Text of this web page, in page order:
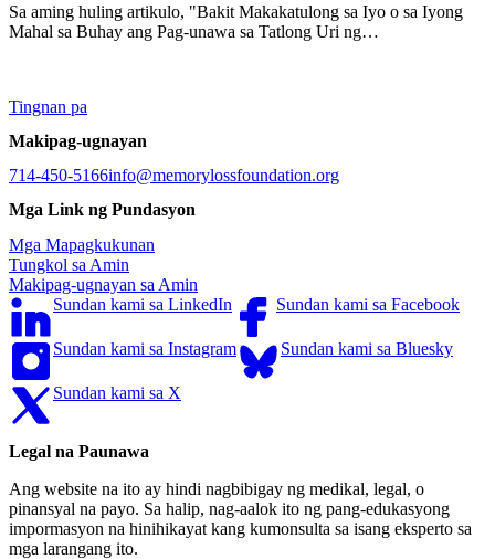
Sa aming huling artikulo, "Bakit Makakatulong sa Iyo o sa Iyong
Mahal sa Buhay ang Pag-unawa sa Tatlong Uri ng…
Tingnan pa
Mga Link ng Pundasyon
Mga Mapagkukunan
Tungkol sa Amin
Makipag-ugnayan sa Amin
Sundan kami sa LinkedIn
Sundan kami sa Facebook
Sundan kami sa Instagram Sundan kami sa Bluesky
Sundan kami sa X
Makipag-ugnayan
714-450-5166info@memorylossfoundation.org
Legal na Paunawa
Ang website na ito ay hindi nagbibigay ng medikal, legal, o
pinansyal na payo. Sa halip, nag-aalok ito ng pang-edukasyong
impormasyon na hinihikayat kang kumonsulta sa isang eksperto sa
mga larangang ito.